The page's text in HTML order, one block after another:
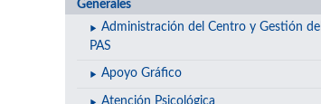
Generales
Administración del Centro y Gestión del
PAS
Apoyo Gráfico
Atención Psicológica